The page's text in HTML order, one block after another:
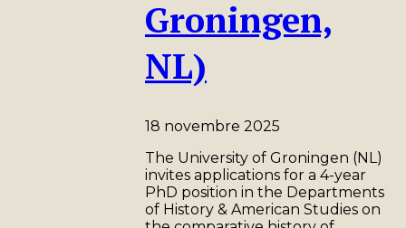
Groningen,
NL)
18 novembre 2025
The University of Groningen (NL)
invites applications for a 4-year
PhD position in the Departments
of History & American Studies on